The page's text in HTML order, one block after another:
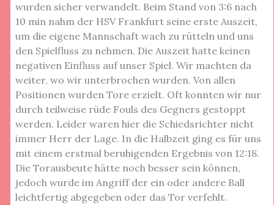
wurden sicher verwandelt. Beim Stand von 3:6 nach
10 min nahm der HSV Frankfurt seine erste Auszeit,
um die eigene Mannschaft wach zu rütteln und uns
den Spielfluss zu nehmen. Die Auszeit hatte keinen
negativen Einfluss auf unser Spiel. Wir machten da
weiter, wo wir unterbrochen wurden. Von allen
Positionen wurden Tore erzielt. Oft konnten wir nur
durch teilweise rüde Fouls des Gegners gestoppt
werden. Leider waren hier die Schiedsrichter nicht
immer Herr der Lage. In die Halbzeit ging es für uns
mit einem erstmal beruhigenden Ergebnis von 12:18.
Die Torausbeute hätte noch besser sein können,
jedoch wurde im Angriff der ein oder andere Ball
leichtfertig abgegeben oder das Tor verfehlt.